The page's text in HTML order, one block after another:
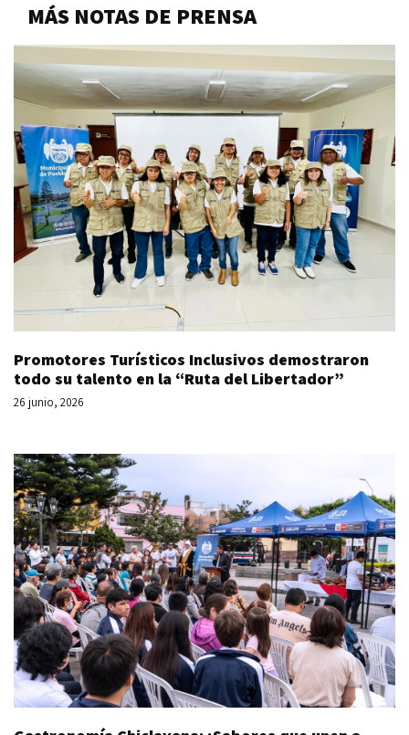
MÁS NOTAS DE PRENSA
Promotores Turísticos Inclusivos demostraron
todo su talento en la “Ruta del Libertador”
26 junio, 2026